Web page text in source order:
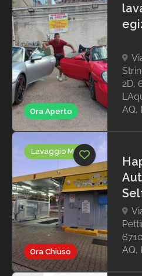
Ora Aperto
2D,
AQ,
Ora Chiuso
Lavaggio Moto
AQ,